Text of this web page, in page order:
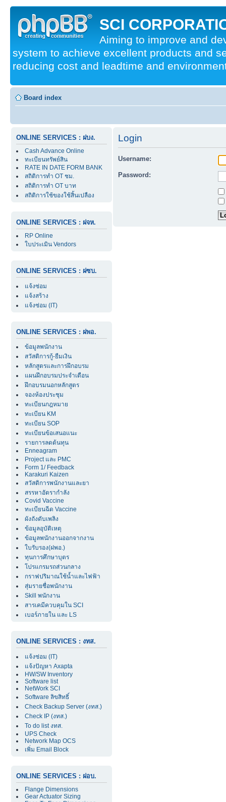
SCI
Aiming to improve and
system to achieve excellent products and
reducing cost and leadtime and
Board index
ONLINE SERVICES : ฝบง.
Cash Advance Online
ทะเบียนทรัพย์สิน
RATE IN DATE FORM BANK
สถิติการทำ OT ชม.
สถิติการทำ OT บาท
สถิติการใช้ของใช้สิ้นเปลือง
ONLINE SERVICES : ฝจห.
RP Online
ใบประเมิน Vendors
ONLINE SERVICES : ฝซบ.
แจ้งซ่อม
แจ้งสร้าง
แจ้งซ่อม (IT)
ONLINE SERVICES : ฝพอ.
ข้อมูลพนักงาน
สวัสดิการกู้-ยืมเงิน
หลักสูตรและการฝึกอบรม
แผนฝึกอบรมประจำเดือน
ฝึกอบรมนอกหลักสูตร
จองห้องประชุม
ทะเบียนกฎหมาย
ทะเบียน KM
ทะเบียน SOP
ทะเบียนข้อเสนอแนะ
รายการลดต้นทุน
Enneagram
Project และ PMC
Form 1/ Feedback
Karakuri Kaizen
สวัสดิการพนักงานและยา
สรรหาอัตรากำลัง
Covid Vaccine
ทะเบียนฉีด Vaccine
ผังถังดับเพลิง
ข้อมูลอุบัติเหตุ
ข้อมูลพนักงานออกจากงาน
ใบรับรอง(ฝพอ.)
ทุนการศึกษาบุตร
โปรแกรมรถส่วนกลาง
กราฟปริมาณใช้น้ำและไฟฟ้า
สุ่มรายชื่อพนักงาน
Skill พนักงาน
สารเคมีควบคุมใน SCI
เบอร์ภายใน และ LS
ONLINE SERVICES : งทส.
แจ้งซ่อม (IT)
แจ้งปัญหา Axapta
HW/SW Inventory
Software list
NetWork SCI
Software ลิขสิทธิ์
Check Backup Server (งทส.)
Check IP (งทส.)
To do list งทส.
UPS Check
Network Map OCS
เพิ่ม Email Block
ONLINE SERVICES : ฝอบ.
Flange Dimensions
Gear Actuator Sizing
Login
Username:
Password: